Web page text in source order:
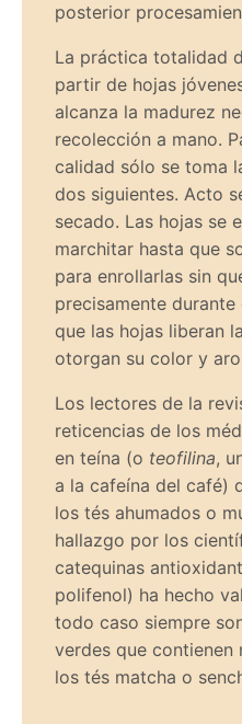
posterior
La práctica totalidad
partir de hojas
alcanza la madurez
recolección a mano.
calidad sólo se toma
dos siguientes. Acto
secado. Las hojas se
marchitar hasta que
para enrollarlas sin
precisamente
que las hojas liberan
otorgan su color y
Los lectores de la
reticencias de los
en teína (o teofilina,
a la cafeína del café)
los tés ahumados o
hallazgo por los
catequinas
polifenol) ha hecho
todo caso siempre
verdes que contienen
los tés matcha o